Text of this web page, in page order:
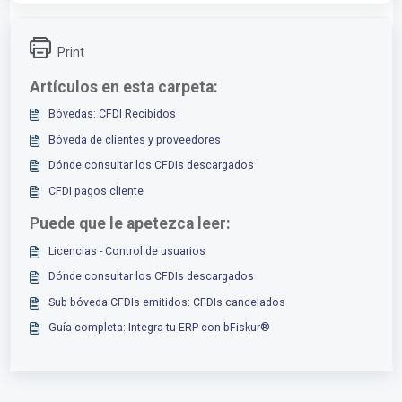
Print
Artículos en esta carpeta:
Bóvedas: CFDI Recibidos
Bóveda de clientes y proveedores
Dónde consultar los CFDIs descargados
CFDI pagos cliente
Puede que le apetezca leer:
Licencias - Control de usuarios
Dónde consultar los CFDIs descargados
Sub bóveda CFDIs emitidos: CFDIs cancelados
Guía completa: Integra tu ERP con bFiskur®︎